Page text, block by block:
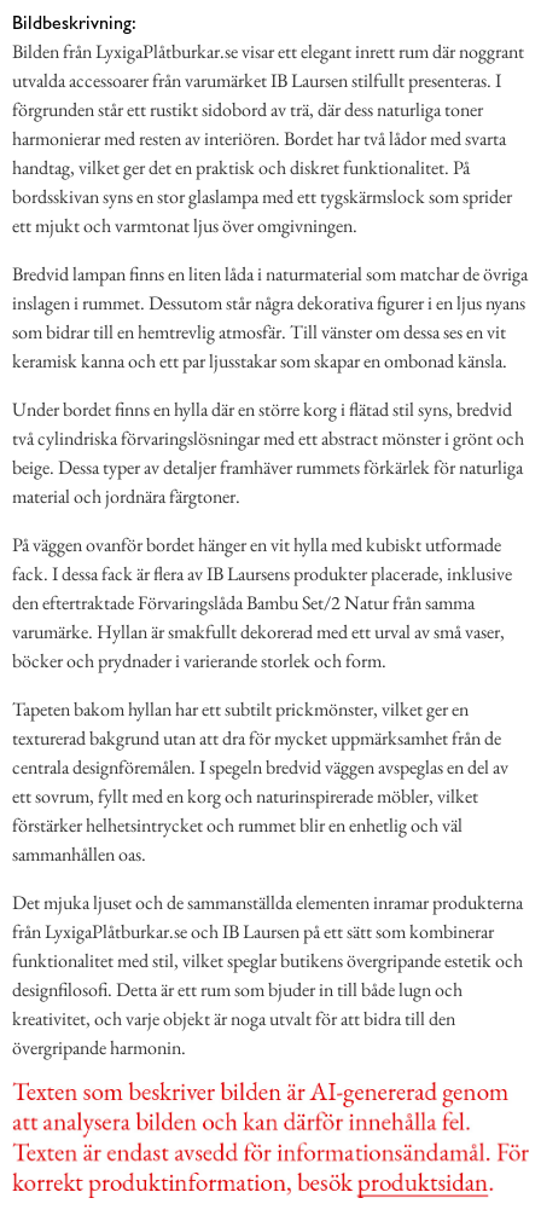
Bildbeskrivning:
Bilden från LyxigaPlåtburkar.se visar ett elegant inrett rum där noggrant
utvalda accessoarer från varumärket IB Laursen stilfullt presenteras. I
förgrunden står ett rustikt sidobord av trä, där dess naturliga toner
harmonierar med resten av interiören. Bordet har två lådor med svarta
handtag, vilket ger det en praktisk och diskret funktionalitet. På
bordsskivan syns en stor glaslampa med ett tygskärmslock som sprider
ett mjukt och varmtonat ljus över omgivningen.
Bredvid lampan finns en liten låda i naturmaterial som matchar de övriga
inslagen i rummet. Dessutom står några dekorativa figurer i en ljus nyans
som bidrar till en hemtrevlig atmosfär. Till vänster om dessa ses en vit
keramisk kanna och ett par ljusstakar som skapar en ombonad känsla.
Under bordet finns en hylla där en större korg i flätad stil syns, bredvid
två cylindriska förvaringslösningar med ett abstract mönster i grönt och
beige. Dessa typer av detaljer framhäver rummets förkärlek för naturliga
material och jordnära färgtoner.
På väggen ovanför bordet hänger en vit hylla med kubiskt utformade
fack. I dessa fack är flera av IB Laursens produkter placerade, inklusive
den eftertraktade Förvaringslåda Bambu Set/2 Natur från samma
varumärke. Hyllan är smakfullt dekorerad med ett urval av små vaser,
böcker och prydnader i varierande storlek och form.
Tapeten bakom hyllan har ett subtilt prickmönster, vilket ger en
texturerad bakgrund utan att dra för mycket uppmärksamhet från de
centrala designföremålen. I spegeln bredvid väggen avspeglas en del av
ett sovrum, fyllt med en korg och naturinspirerade möbler, vilket
förstärker helhetsintrycket och rummet blir en enhetlig och väl
sammanhållen oas.
Det mjuka ljuset och de sammanställda elementen inramar produkterna
från LyxigaPlåtburkar.se och IB Laursen på ett sätt som kombinerar
funktionalitet med stil, vilket speglar butikens övergripande estetik och
designfilosofi. Detta är ett rum som bjuder in till både lugn och
kreativitet, och varje objekt är noga utvalt för att bidra till den
övergripande harmonin.